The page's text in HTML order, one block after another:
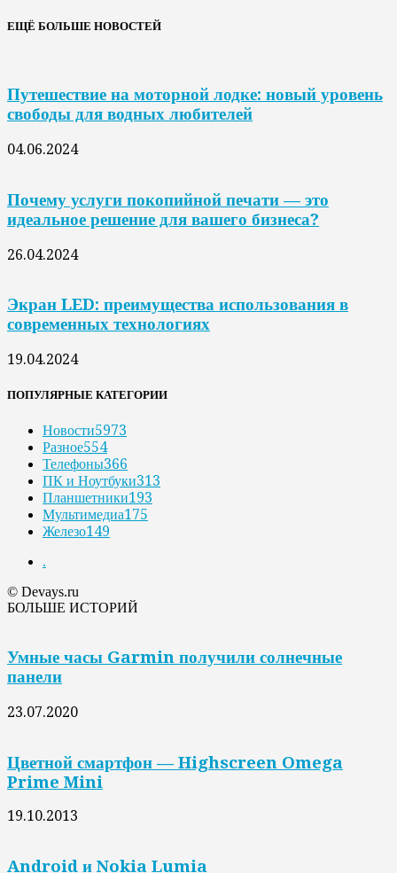
ЕЩЁ БОЛЬШЕ НОВОСТЕЙ
Путешествие на моторной лодке: новый уровень
свободы для водных любителей
04.06.2024
Почему услуги покопийной печати — это
идеальное решение для вашего бизнеса?
26.04.2024
Экран LED: преимущества использования в
современных технологиях
19.04.2024
ПОПУЛЯРНЫЕ КАТЕГОРИИ
Новости5973
Разное554
Телефоны366
ПК и Ноутбуки313
Планшетники193
Мультимедиа175
Железо149
.
© Devays.ru
БОЛЬШЕ ИСТОРИЙ
Умные часы Garmin получили солнечные
панели
23.07.2020
Цветной смартфон — Highscreen Omega
Prime Mini
19.10.2013
Android и Nokia Lumia